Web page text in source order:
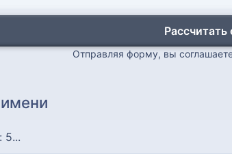
Отправляя форму, вы
: 5...